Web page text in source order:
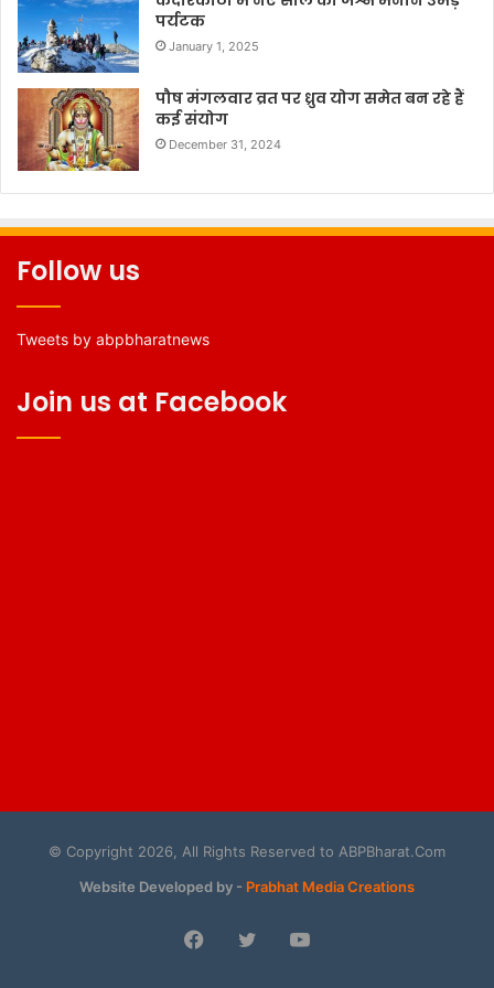
पर्यटक
January 1, 2025
पौष मंगलवार व्रत पर ध्रुव योग समेत बन रहे हैं
कई संयोग
December 31, 2024
Follow us
Tweets by abpbharatnews
Join us at Facebook
© Copyright 2026, All Rights Reserved to ABPBharat.Com
Website Developed by - Prabhat Media Creations
Facebook
TwitterYouTube